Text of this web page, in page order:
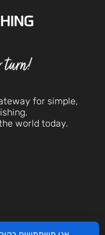
for simple,
world today.